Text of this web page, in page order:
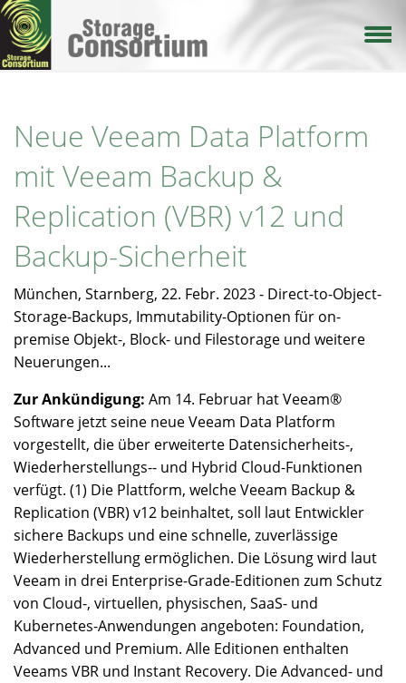
Direkt
zum
Inhalt
Neue Veeam Data Platform
mit Veeam Backup &
Replication (VBR) v12 und
Backup-Sicherheit
München, Starnberg, 22. Febr. 2023 - Direct-to-Object-
Storage-Backups, Immutability-Optionen für on-
premise Objekt-, Block- und Filestorage und weitere
Neuerungen...
Zur Ankündigung: Am 14. Februar hat Veeam®
Software jetzt seine neue Veeam Data Platform
vorgestellt, die über erweiterte Datensicherheits-,
Wiederherstellungs-- und Hybrid Cloud-Funktionen
verfügt. (1) Die Plattform, welche Veeam Backup &
Replication (VBR) v12 beinhaltet, soll laut Entwickler
sichere Backups und eine schnelle, zuverlässige
Wiederherstellung ermöglichen. Die Lösung wird laut
Veeam in drei Enterprise-Grade-Editionen zum Schutz
von Cloud-, virtuellen, physischen, SaaS- und
Kubernetes-Anwendungen angeboten: Foundation,
Advanced und Premium. Alle Editionen enthalten
Veeams VBR und Instant Recovery. Die Advanced- und